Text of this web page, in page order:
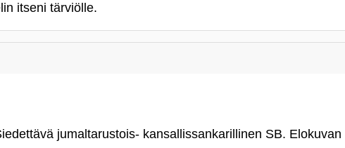
itseni tärviölle.
jumaltarustois- kansallissankarillinen SB. Elokuvan